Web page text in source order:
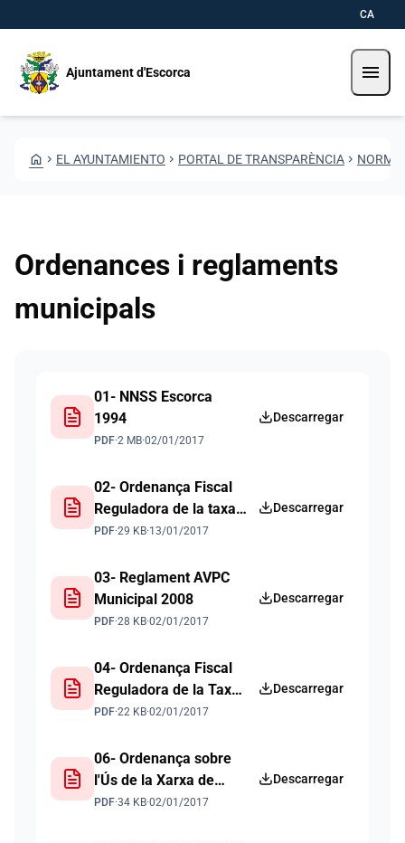
CA
Ajuntament d'Escorca menu
HOME CHEVRON_RIGHT EL AYUNTAMIENTO CHEVRON_RIGHT PORTAL DE TRANSPARÈNCIA CHEVRON_RIGHT
Ordenances i reglaments
municipals
01- NNSS Escorca
1994
PDF·2 MB·02/01/2017
Descarregar
02- Ordenança Fiscal
Reguladora de la taxa
pel subm. d'aigua
Clav. i de recollida de
fems 2008
PDF·29 KB·13/01/2017
Descarregar
03- Reglament AVPC
Municipal 2008
PDF·28 KB·02/01/2017
Descarregar
04- Ordenança Fiscal
Reguladora de la Taxa
Llicències Urbanística i
PDF·22 KB·02/01/2017
Descarregar
06- Ordenança sobre
l'Ús de la Xarxa de
Clavegueram Sanitari i
PDF·34 KB·02/01/2017
Descarregar